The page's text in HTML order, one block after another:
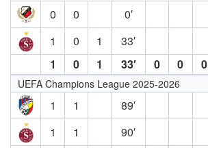
0 0
0′
1
0 1
33′
1
0 1 33′ 0 0 0
UEFA Champions League 2025-2026
1 1
89′
1
1
90′